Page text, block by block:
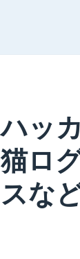
ハッ
猫ロ
スな